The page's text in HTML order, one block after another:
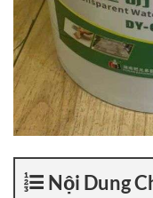
Nội Dung